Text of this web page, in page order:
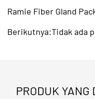
bawah uap
Iturmal Conductivity:
Ramie Fiber Gland
Berikutnya:Tidak ada
PRODUK